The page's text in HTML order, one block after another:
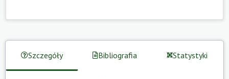
Szczegóły Bibliografia Statystyki